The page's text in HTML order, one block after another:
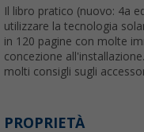
Il libro pratico (nuovo: 4a
utilizzare la tecnologia
in 120 pagine con molte
concezione
molti consigli sugli
PROPRIETÀ